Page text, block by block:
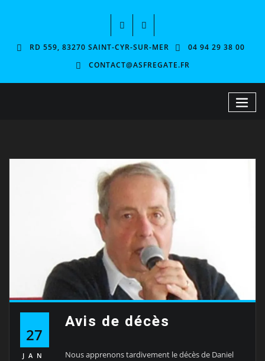
RD 559, 83270 SAINT-CYR-SUR-MER
04 94 29 38 00
CONTACT@ASFREGATE.FR
27
JAN
Avis de décès
Nous apprenons tardivement le décès de Daniel